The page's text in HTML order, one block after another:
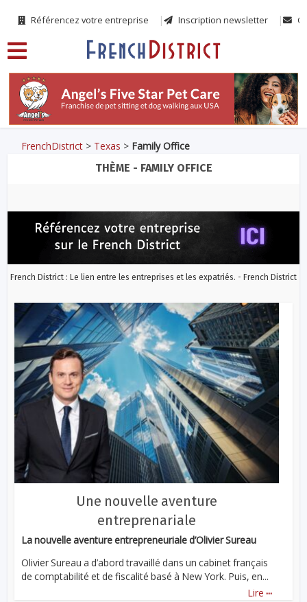
Référencez votre entreprise Inscription newsletter
FrenchDistrict > Texas > Family Office
THÈME - FAMILY OFFICE
French District : Le lien entre les entreprises et les expatriés. - French District
Une nouvelle aventure
entreprenariale
La nouvelle aventure entrepreneuriale d’Olivier Sureau
Olivier Sureau a d’abord travaillé dans un cabinet français
de comptabilité et de fiscalité basé à New York. Puis, en...
Lire ...